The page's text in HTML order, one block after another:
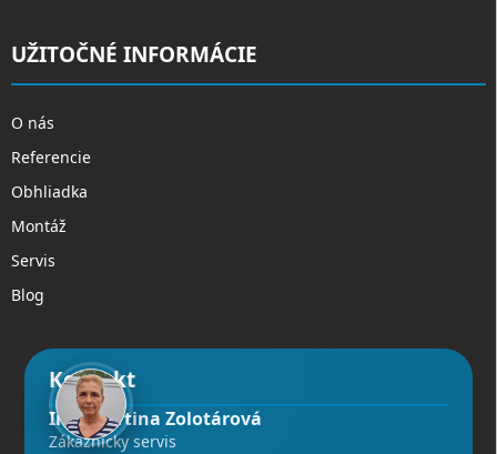
UŽITOČNÉ INFORMÁCIE
O nás
Referencie
Obhliadka
Montáž
Servis
Blog
Kontakt
Ing. Martina Zolotárová
Zákaznícky servis